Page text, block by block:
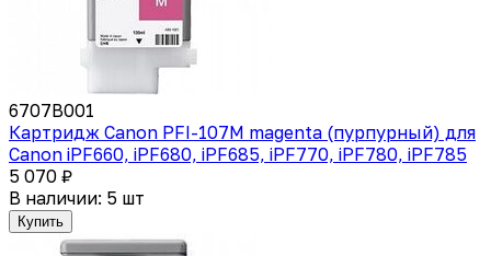
6707B001
Картридж Canon PFI-107M magenta (пурпурный) для
Canon iPF660, iPF680, iPF685, iPF770, iPF780, iPF785
5 070 ₽
В наличии: 5 шт
Купить